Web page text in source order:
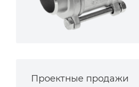
Проектные продажи